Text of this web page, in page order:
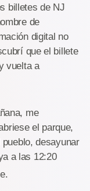
billetes de NJ
de
digital no
que el billete
vuelta a
me
el parque,
desayunar
a las 12:20